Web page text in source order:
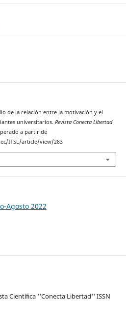
de la relación entre la motivación y el
universitarios. Revista Conecta Libertad
a partir de
ITSL/article/view/283
Agosto 2022
Científica ''Conecta Libertad'' ISSN